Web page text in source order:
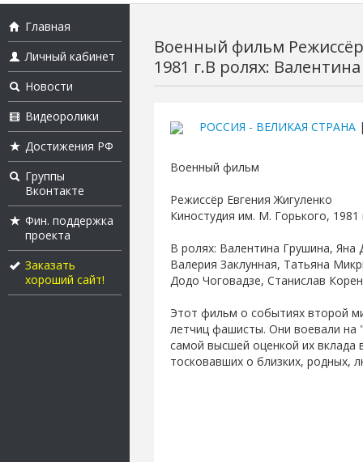
Главная
Личный кабинет
Новости
Видеоролики
Достижения РФ
Группы
Вконтакте
Фин. поддержка
проекта
Заказать
хороший сайт!
Военный фильм
1981 г.В ролях:
РОССИЯ - ВЕЛИКАЯ СТРАНА
Военный фильм
Режиссёр Евгения Жигуленко
Киностудия им. М. Горького, 1981
В ролях: Валентина Грушина,
Валерия Заклунная, Татьяна
Додо Чоговадзе, Станислав
Этот фильм о событиях второй
летчиц фашисты. Они воевали
самой высшей оценкой их вклада
тосковавших о близких,